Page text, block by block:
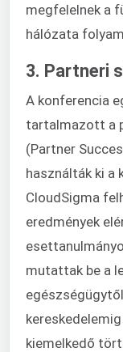
megfelelnek a
hálózata
3. Partneri
A konferencia
tartalmazott a
(Partner
használták ki a
CloudSigma
eredmények
mutattak be a
kiemelkedő